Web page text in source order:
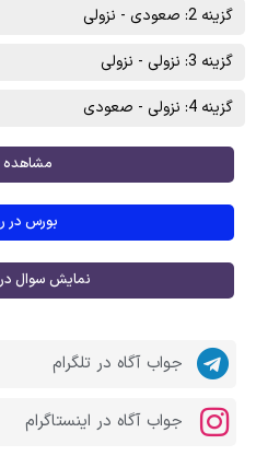
گزینه 2: صعودی - نزولی
گزینه 3: نزولی - نزولی
گزینه 4: نزولی - صعودی
مشاهده
بورس در
نمایش سوال در
جواب آگاه در تلگرام
جواب آگاه در اینستاگرام